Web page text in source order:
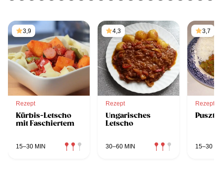
3,9
Rezept
Kürbis-Letscho
mit Faschiertem
15–30 MIN
4,3
Rezept
Ungarisches
Letscho
30–60 MIN
3,7
Rezept
15–30